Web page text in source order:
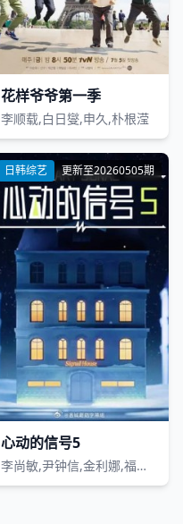
花样爷爷第一季
李顺载,白日燮,申久,朴根滢
日韩综艺 更新至20260505期
心动的信号5
李尚敏,尹钟信,金利娜,福富月,金相佑